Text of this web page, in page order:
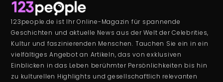
123people.de ist Ihr Online-Magazin für spannende
Geschichten und aktuelle News aus der Welt der Celebrities,
Kultur und faszinierenden Menschen. Tauchen Sie ein in ein
vielfältiges Angebot an Artikeln, das von exklusiven
Einblicken in das Leben berühmter Persönlichkeiten bis hin
zu kulturellen Highlights und gesellschaftlich relevanten